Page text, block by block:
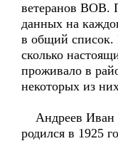
ветеранов ВОВ.
данных на
в общий список.
сколько
проживало в
некоторых из
Андреев Иван
родился в 1925